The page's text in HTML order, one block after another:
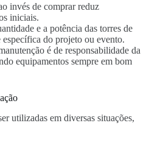
invés de comprar reduz
iniciais.
e a potência das torres de
específica do projeto ou evento.
é de responsabilidade da
equipamentos sempre em bom
utilizadas em diversas situações,